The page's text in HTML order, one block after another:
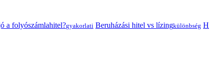
a folyószámlahitel?gyakorlati Beruházási hitel vs lízingkülönbség